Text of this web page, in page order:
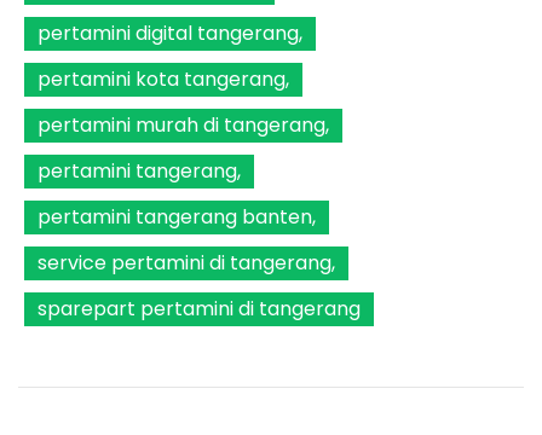
pertamini digital tangerang
pertamini kota tangerang
pertamini murah di tangerang
pertamini tangerang
pertamini tangerang banten
service pertamini di tangerang
sparepart pertamini di tangerang